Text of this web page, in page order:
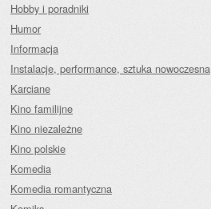
Hobby i poradniki
Humor
Informacja
Instalacje, performance, sztuka nowoczesna
Karciane
Kino familijne
Kino niezależne
Kino polskie
Komedia
Komedia romantyczna